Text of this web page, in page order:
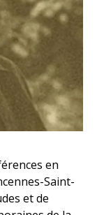
en
Saint-
et de